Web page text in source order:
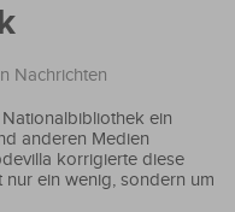
Nachrichten
ein
anderen Medien
korrigierte diese
ein wenig, sondern um